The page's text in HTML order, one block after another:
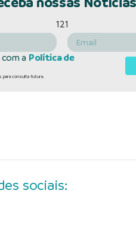
121
a Política de
para consulta futura.
sociais: